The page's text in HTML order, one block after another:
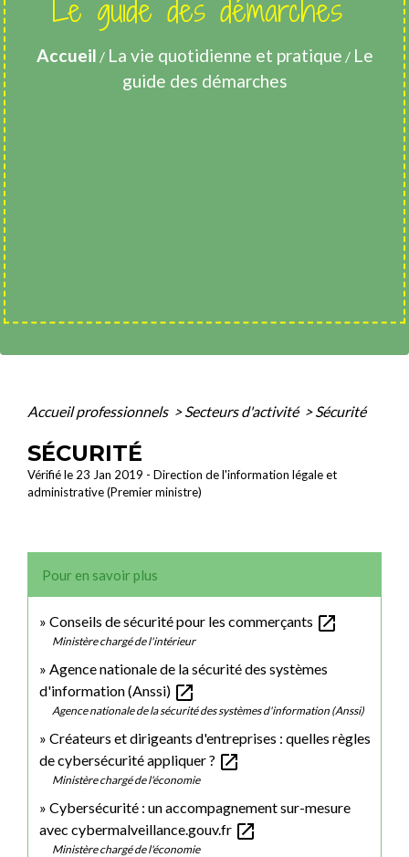
Le guide des démarches
Accueil / La vie quotidienne et pratique / Le
guide des démarches
Accueil professionnels > Secteurs d'activité > Sécurité
SÉCURITÉ
Vérifié le 23 Jan 2019 - Direction de l'information légale et
administrative (Premier ministre)
Pour en savoir plus
Conseils de sécurité pour les commerçants open_in_new
Ministère chargé de l'intérieur
Agence nationale de la sécurité des systèmes
d'information (Anssi) open_in_new
Agence nationale de la sécurité des systèmes d'information (Anssi)
Créateurs et dirigeants d'entreprises : quelles règles
de cybersécurité appliquer ? open_in_new
Ministère chargé de l'économie
Cybersécurité : un accompagnement sur-mesure
avec cybermalveillance.gouv.fr open_in_new
Ministère chargé de l'économie